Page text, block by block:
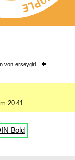
von jerseygirl
20:41
Bold